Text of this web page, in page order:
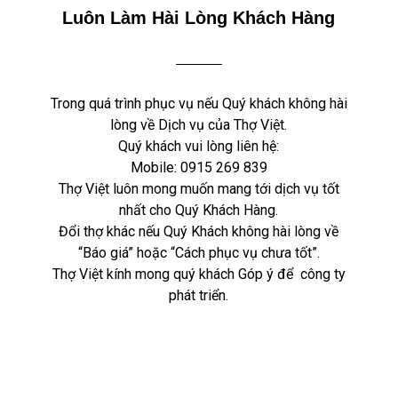
Luôn Làm Hài Lòng Khách Hàng
Trong quá trình phục vụ nếu Quý khách không hài
lòng về Dịch vụ của Thợ Việt.
Quý khách vui lòng liên hệ:
Mobile: 0915 269 839
Thợ Việt luôn mong muốn mang tới dịch vụ tốt
nhất cho Quý Khách Hàng.
Đổi thợ khác nếu Quý Khách không hài lòng về
“Báo giá” hoặc “Cách phục vụ chưa tốt”.
Thợ Việt kính mong quý khách Góp ý để công ty
phát triển.